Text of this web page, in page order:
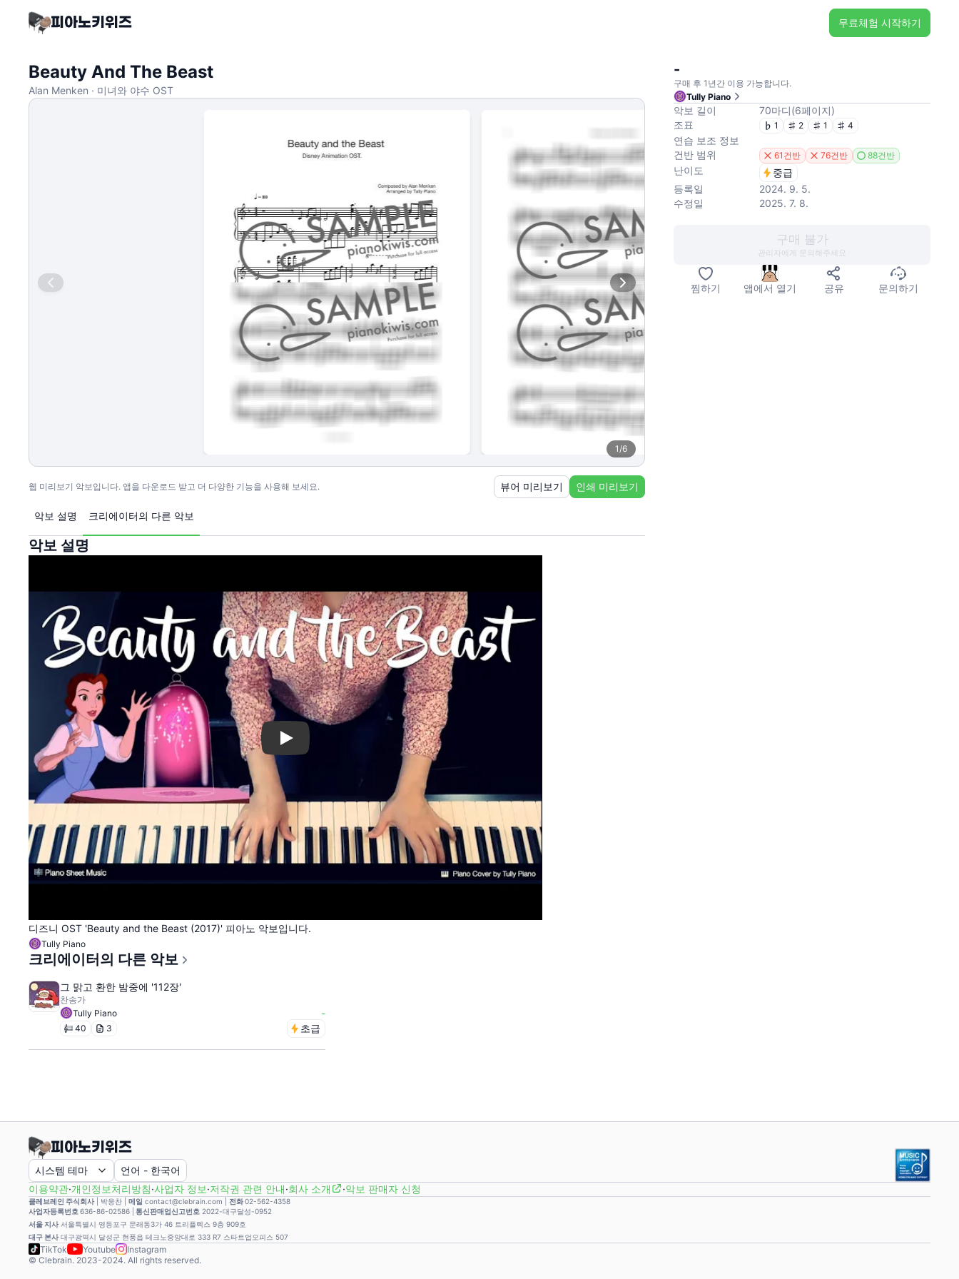
무료체험 시작하기
Beauty And The Beast
Alan Menken · 미녀와 야수 OST
1/6
웹 미리보기 악보입니다. 앱을 다운로드 받고 더 다양한 기능을 사용해 보세요. 뷰어 미리보기 인쇄 미리보기
악보 설명 크리에이터의 다른 악보
악보 설명
Play
디즈니 OST 'Beauty and the Beast (2017)' 피아노 악보입니다.
Tully Piano
크리에이터의 다른 악보
그 맑고 환한 밤중에 '112장'
찬송가
Tully Piano
-
40 3 초급
-
구매 후 1년간 이용 가능합니다.
Tully Piano
악보 길이 70마디(6페이지)
조표
1 2 1 4
연습 보조 정보
건반 범위
61건반 76건반 88건반
난이도
중급
등록일
2024. 9. 5.
수정일
2025. 7. 8.
구매 불가
관리자에게 문의해주세요
찜하기 앱에서 열기 공유 문의하기
시스템 테마 언어 - 한국어
이용약관·개인정보처리방침·사업자 정보·저작권 관련 안내·회사 소개 ·악보 판매자 신청
클레브레인 주식회사| 박웅찬 메일 contact@clebrain.com | 전화02-562-4358
사업자등록번호 636-86-02586 | 통신판매업신고번호 2022-대구달성-0952
서울 지사 서울특별시 영등포구 문래동3가 46 트리플렉스 9층 909호
대구 본사 대구광역시 달성군 현풍읍 테크노중앙대로 333 R7 스타트업오피스 507
TikTok Youtube
Instagram
© Clebrain. 2023-2024. All rights reserved.